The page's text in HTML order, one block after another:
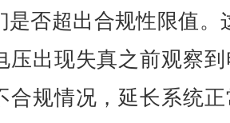
是否超出合规性限值
压出现失真之前观察
合规情况，延长系统